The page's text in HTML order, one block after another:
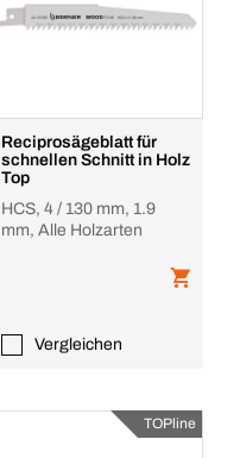
Reciprosägeblatt für
schnellen Schnitt in Holz
Top
HCS, 4 / 130 mm, 1.9
mm, Alle Holzarten
Vergleichen
TOPline